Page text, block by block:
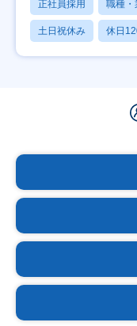
正社員採用 職種・
土日祝休み 休日